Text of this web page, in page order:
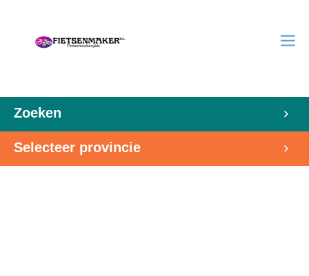
Zoeken
Selecteer provincie